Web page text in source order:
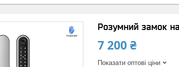
Розумний замок
7 200 ₴
Показати оптові ціни